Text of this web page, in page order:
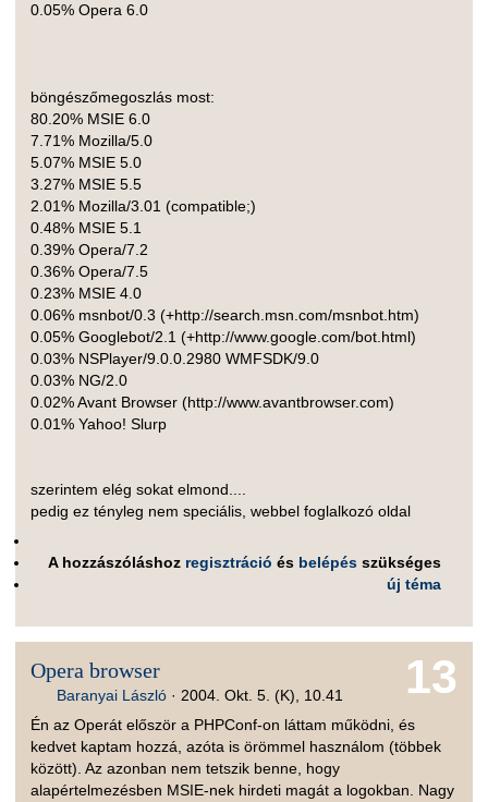
0.05% Opera 6.0
böngészőmegoszlás most:
80.20% MSIE 6.0
7.71% Mozilla/5.0
5.07% MSIE 5.0
3.27% MSIE 5.5
2.01% Mozilla/3.01 (compatible;)
0.48% MSIE 5.1
0.39% Opera/7.2
0.36% Opera/7.5
0.23% MSIE 4.0
0.06% msnbot/0.3 (+http://search.msn.com/msnbot.htm)
0.05% Googlebot/2.1 (+http://www.google.com/bot.html)
0.03% NSPlayer/9.0.0.2980 WMFSDK/9.0
0.03% NG/2.0
0.02% Avant Browser (http://www.avantbrowser.com)
0.01% Yahoo! Slurp
szerintem elég sokat elmond....
pedig ez tényleg nem speciális, webbel foglalkozó oldal
A hozzászóláshoz regisztráció és belépés szükséges
új téma
13
Opera browser
Baranyai László · 2004. Okt. 5. (K), 10.41
Én az Operát először a PHPConf-on láttam működni, és
kedvet kaptam hozzá, azóta is örömmel használom (többek
között). Az azonban nem tetszik benne, hogy
alapértelmezésben MSIE-nek hirdeti magát a logokban. Nagy